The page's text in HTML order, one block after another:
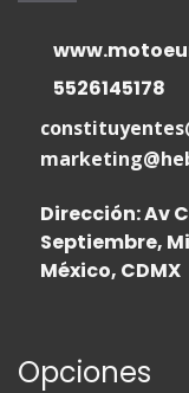
5526145178
Dirección: Av
Septiembre,
México, CDMX
Opciones